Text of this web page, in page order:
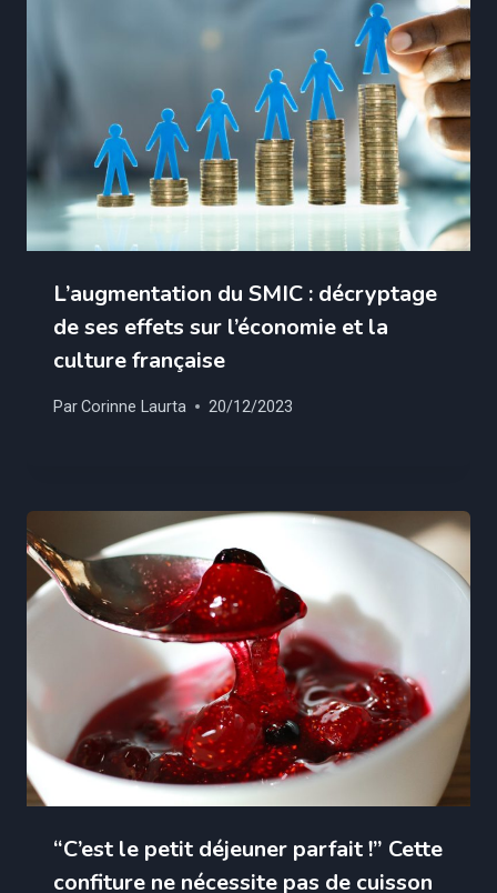
L’augmentation du SMIC : décryptage
de ses effets sur l’économie et la
culture française
ParCorinne Laurta 20/12/2023
“C’est le petit déjeuner parfait !” Cette
confiture ne nécessite pas de cuisson